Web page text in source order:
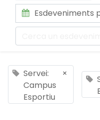
Esdeveniments
Servei:
Campus
Esportiu
×